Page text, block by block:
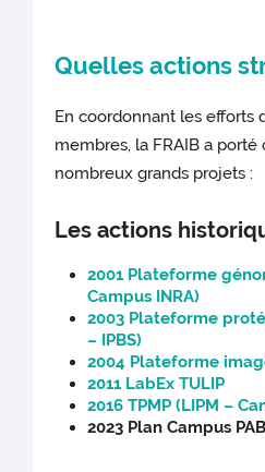
Quelles actions
En coordonnant les efforts
membres, la FRAIB a
nombreux grands projets :
Les actions
2001 Plateforme
Campus INRA)
2003 Plateforme
– IPBS)
2004 Plateforme
2011 LabEx TULIP
2016 TPMP (LIPM –
2023 Plan Campus